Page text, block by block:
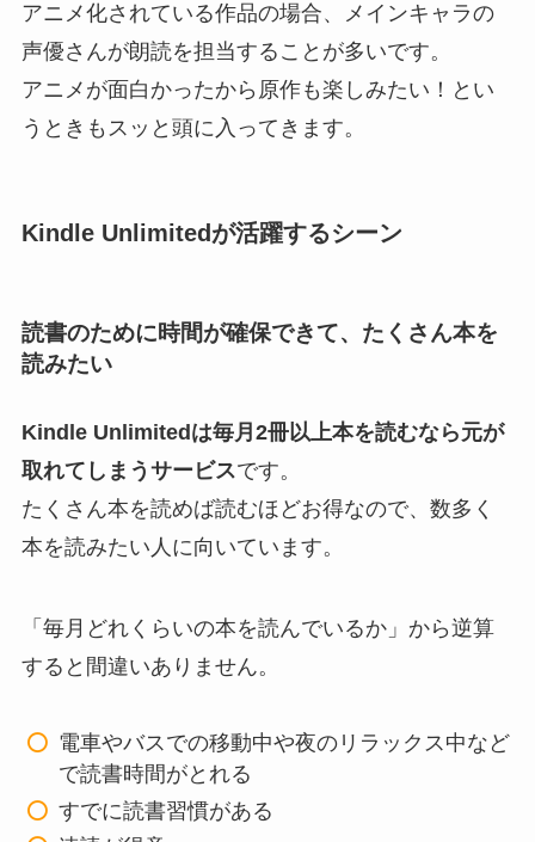
アニメ化されている作品の場合、メインキャラの
声優さんが朗読を担当することが多いです。
アニメが面白かったから原作も楽しみたい！とい
うときもスッと頭に入ってきます。
Kindle Unlimitedが活躍するシーン
読書のために時間が確保できて、たくさん本を
読みたい
Kindle Unlimitedは毎月2冊以上本を読むなら元が
取れてしまうサービスです。
たくさん本を読めば読むほどお得なので、数多く
本を読みたい人に向いています。
「毎月どれくらいの本を読んでいるか」から逆算
すると間違いありません。
電車やバスでの移動中や夜のリラックス中など
で読書時間がとれる
すでに読書習慣がある